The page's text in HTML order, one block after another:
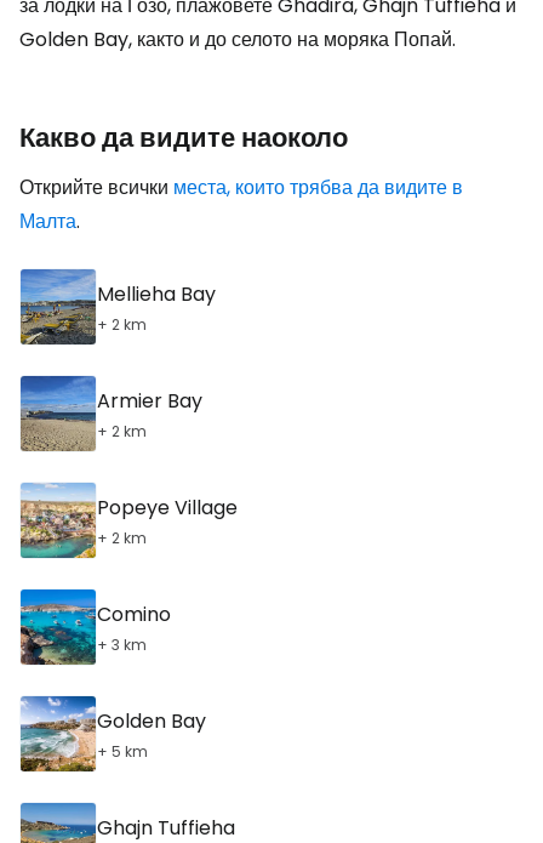
Golden Bay, както и до селото на моряка Попай.
Какво да видите наоколо
Открийте всички места, които трябва да видите в
Малта.
Mellieha Bay
+ 2 km
Armier Bay
+ 2 km
Popeye Village
+ 2 km
Comino
+ 3 km
Golden Bay
+ 5 km
Ghajn Tuffieha